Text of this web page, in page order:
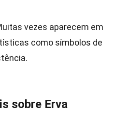
vezes aparecem em
como símbolos de
sobre Erva